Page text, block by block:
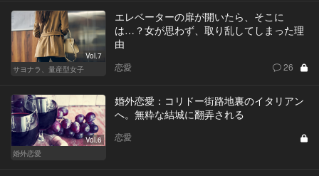
Vol.7
サヨナラ、量産型女子
エレベーターの扉が開いたら、そこに
は…？女が思わず、取り乱してしまった理
由
恋愛 26
Vol.6
婚外恋愛
婚外恋愛：コリドー街路地裏のイタリアン
へ。無粋な結城に翻弄される
恋愛